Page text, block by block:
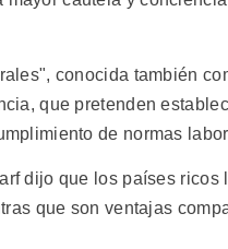
conocida también
que pretenden
de normas
dijo que los países ricos
que son ventajas